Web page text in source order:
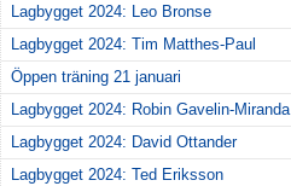
Lagbygget 2024: Leo Bronse
Lagbygget 2024: Tim Matthes-Paul
Öppen träning 21 januari
Lagbygget 2024: Robin Gavelin-Miranda
Lagbygget 2024: David Ottander
Lagbygget 2024: Ted Eriksson